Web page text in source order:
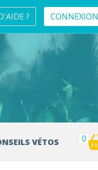
? CONNEXION
VÉTOS 0